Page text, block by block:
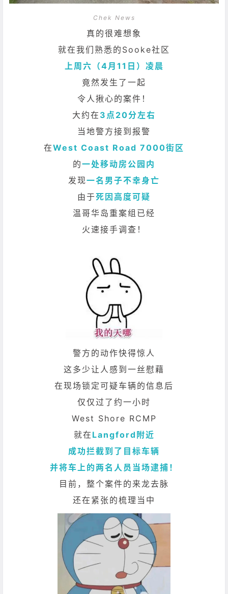
Chek News
真的很难想象
就在我们熟悉的Sooke社区
上周六（4月11日）凌晨
竟然发生了一起
令人揪心的案件！
大约在 3点20分左右
当地警方接到报警
在West Coast Road 7000街区
的一处移动房公园内
发现一名男子不幸身亡
由于死因高度可疑
温哥华岛重案组已经
火速接手调查！
警方的动作快得惊人
这多少让人感到一丝慰藉
在现场锁定可疑车辆的信息后
仅仅过了约一小时
West Shore RCMP
就在 Langford附近
成功拦截到了目标车辆
并将车上的两名人员当场逮捕！
目前，整个案件的来龙去脉
还在紧张的梳理当中